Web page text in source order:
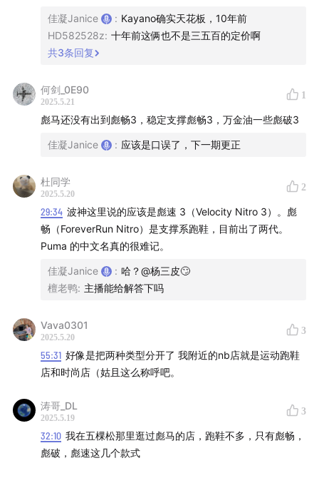
bondi回弹缓震、超临界发泡缓震
New Balance
880次顶
860支撑
balos大体重
正常体重1080 v14
索康尼
向导
布鲁克斯
大体重可以考虑甘油max系列
On昂跑
佳凝Janice : Kayano确实天花板，10年前
HD582528z: 十年前这俩也不是三五百的定价啊
共3条回复
何剑_0E90
2025.5.21
1
彪马还没有出到彪畅3，稳定支撑彪畅3，万金油一些彪破3
佳凝Janice : 应该是口误了，下一期更正
杜同学
2025.5.20
2
29:34 波神这里说的应该是彪速 3（Velocity Nitro 3）。彪
畅（ForeverRun Nitro）是支撑系跑鞋，目前出了两代。
Puma 的中文名真的很难记。
佳凝Janice : 哈？@杨三皮🙄
檀老鸭: 主播能给解答下吗
Vava0301
2025.5.20
3
55:31 好像是把两种类型分开了 我附近的nb店就是运动跑鞋
店和时尚店（姑且这么称呼吧。
涛哥_DL
2025.5.19
3
32:10 我在五棵松那里逛过彪马的店，跑鞋不多，只有彪畅，
彪破，彪速这几个款式